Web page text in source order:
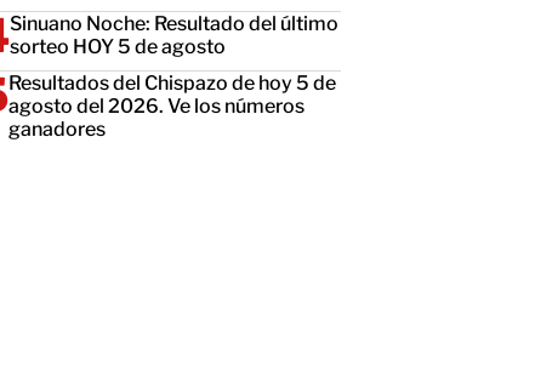
Sinuano Noche: Resultado del último
sorteo HOY 5 de agosto
Resultados del Chispazo de hoy 5 de
agosto del 2026. Ve los números
ganadores